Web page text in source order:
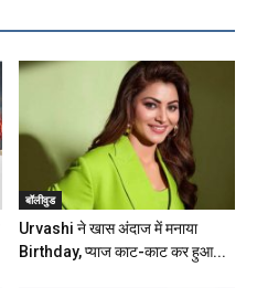
बॉलीवुड
Urvashi ने खास अंदाज में मनाया
Birthday, प्याज काट-काट कर हुआ...